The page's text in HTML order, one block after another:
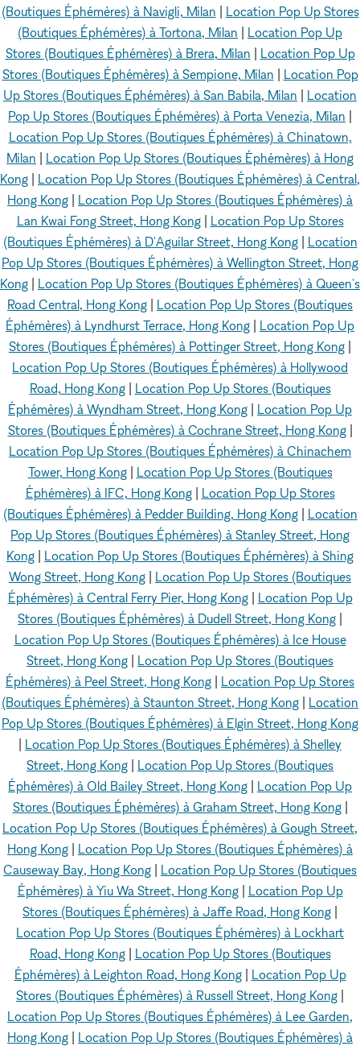
(Boutiques Éphémères) à Navigli, Milan
Location Pop Up Stores
(Boutiques Éphémères) à Tortona, Milan
Location Pop Up
Stores (Boutiques Éphémères) à Brera, Milan
Location Pop Up
Stores (Boutiques Éphémères) à Sempione, Milan
Location Pop
Up Stores (Boutiques Éphémères) à San Babila, Milan
Location
Pop Up Stores (Boutiques Éphémères) à Porta Venezia, Milan
Location Pop Up Stores (Boutiques Éphémères) à Chinatown,
Milan
Location Pop Up Stores (Boutiques Éphémères) à Hong
Kong
Location Pop Up Stores (Boutiques Éphémères) à Central,
Hong Kong
Location Pop Up Stores (Boutiques Éphémères) à
Lan Kwai Fong Street, Hong Kong| Location Pop Up Stores
(Boutiques Éphémères) à D'Aguilar Street, Hong Kong| Location
Pop Up Stores (Boutiques Éphémères) à Wellington Street, Hong
Kong
Location Pop Up Stores (Boutiques Éphémères) à Queen's
Road Central, Hong Kong
Location Pop Up Stores (Boutiques
Éphémères) à Lyndhurst Terrace, Hong Kong
Location Pop Up
Stores (Boutiques Éphémères) à Pottinger Street, Hong Kong
Location Pop Up Stores (Boutiques Éphémères) à Hollywood
Road, Hong Kong| Location Pop Up Stores (Boutiques
Éphémères) à Wyndham Street, Hong Kong
Location Pop Up
Stores (Boutiques Éphémères) à Cochrane Street, Hong Kong|
Location Pop Up Stores (Boutiques Éphémères) à Chinachem
Tower, Hong Kong| Location Pop Up Stores (Boutiques
Éphémères) à IFC, Hong Kong| Location Pop Up Stores
(Boutiques Éphémères) à Pedder Building, Hong Kong| Location
Pop Up Stores (Boutiques Éphémères) à Stanley Street, Hong
Kong
Location Pop Up Stores (Boutiques Éphémères) à Shing
Wong Street, Hong Kong
Location Pop Up Stores (Boutiques
Éphémères) à Central Ferry Pier, Hong Kong| Location Pop Up
Stores (Boutiques Éphémères) à Dudell Street, Hong Kong
Location Pop Up Stores (Boutiques Éphémères) à Ice House
Street, Hong Kong
Location Pop Up Stores (Boutiques
Éphémères) à Peel Street, Hong Kong
Location Pop Up Stores
(Boutiques Éphémères) à Staunton Street, Hong Kong
Location
Pop Up Stores (Boutiques Éphémères) à Elgin Street, Hong Kong
Location Pop Up Stores (Boutiques Éphémères) à Shelley
Street, Hong Kong
Location Pop Up Stores (Boutiques
Éphémères) à Old Bailey Street, Hong Kong
Location Pop Up
Stores (Boutiques Éphémères) à Graham Street, Hong Kong|
Location Pop Up Stores (Boutiques Éphémères) à Gough Street,
Hong Kong
Location Pop Up Stores (Boutiques Éphémères) à
Causeway Bay, Hong Kong
Location Pop Up Stores (Boutiques
Éphémères) à Yiu Wa Street, Hong Kong| Location Pop Up
Stores (Boutiques Éphémères) à Jaffe Road, Hong Kong
Location Pop Up Stores (Boutiques Éphémères) à Lockhart
Road, Hong Kong| Location Pop Up Stores (Boutiques
Éphémères) à Leighton Road, Hong Kong| Location Pop Up
Stores (Boutiques Éphémères) à Russell Street, Hong Kong
Location Pop Up Stores (Boutiques Éphémères) à Lee Garden,
Hong Kong
Location Pop Up Stores (Boutiques Éphémères) à